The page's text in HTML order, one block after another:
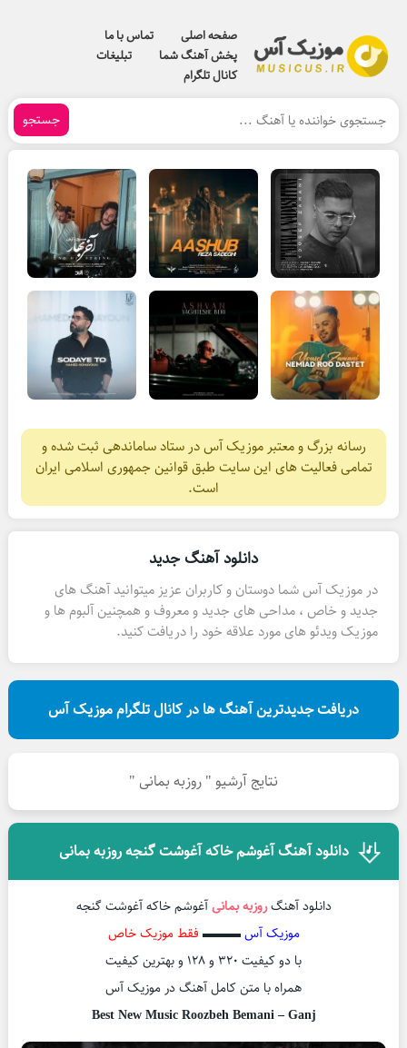
صفحه اصلی
تماس با ما
پخش آهنگ شما
تبلیغات
کانال تلگرام
جستجو
رسانه بزرگ و معتبر موزیک آس در ستاد ساماندهی ثبت شده و
تمامی فعالیت های این سایت طبق قوانین جمهوری اسلامی ایران
است.
دانلود آهنگ جدید
در موزیک آس شما دوستان و کاربران عزیز میتوانید آهنگ های
جدید و خاص ، مداحی های جدید و معروف و همچنین آلبوم ها و
موزیک ویدئو های مورد علاقه خود را دریافت کنید.
دریافت جدیدترین آهنگ ها در کانال تلگرام موزیک آس
نتایج آرشیو " روزبه بمانی "
دانلود آهنگ آغوشم خاکه آغوشت گنجه روزبه بمانی
دانلود آهنگروزبه بمانیآغوشم خاکه آغوشت گنجه
موزیک آس▬▬▬ فقط موزیک خاص
با دو کیفیت ۳۲۰ و ۱۲۸ و بهترین کیفیت
همراه با متن کامل آهنگ در موزیک آس
Best New Music Roozbeh Bemani – Ganj